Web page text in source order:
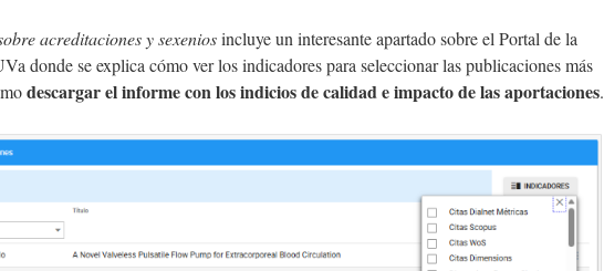
acreditaciones y sexeniosincluye un interesante apartado sobre el Portal de la
donde se explica cómo ver losindicadores para seleccionar las publicaciones más
descargar el informe con los indicios de calidad e impacto de las aportaciones.